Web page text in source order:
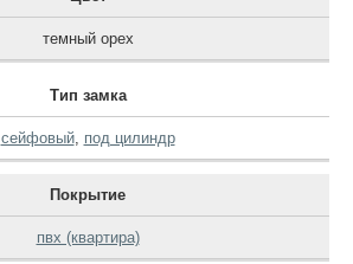
темный орех
Тип замка
сейфовый, под цилиндр
Покрытие
пвх (квартира)